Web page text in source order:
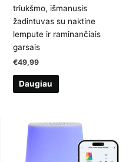
triukšmo, išmanusis
žadintuvas su naktine
lempute ir raminančiais
garsais
€49,99
Daugiau